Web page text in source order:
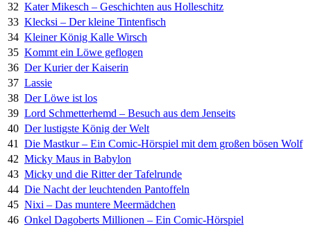
32 Kater Mikesch – Geschichten aus Holleschitz
33 Klecksi – Der kleine Tintenfisch
34 Kleiner König Kalle Wirsch
35 Kommt ein Löwe geflogen
36 Der Kurier der Kaiserin
37 Lassie
38 Der Löwe ist los
39 Lord Schmetterhemd – Besuch aus dem Jenseits
40 Der lustigste König der Welt
41
Die Mastkur – Ein Comic-Hörspiel mit dem großen bösen Wolf
42 Micky Maus in Babylon
43 Micky und die Ritter der Tafelrunde
44 Die Nacht der leuchtenden Pantoffeln
45 Nixi – Das muntere Meermädchen
46 Onkel Dagoberts Millionen – Ein Comic-Hörspiel